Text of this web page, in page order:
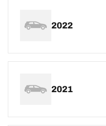
2022
2021